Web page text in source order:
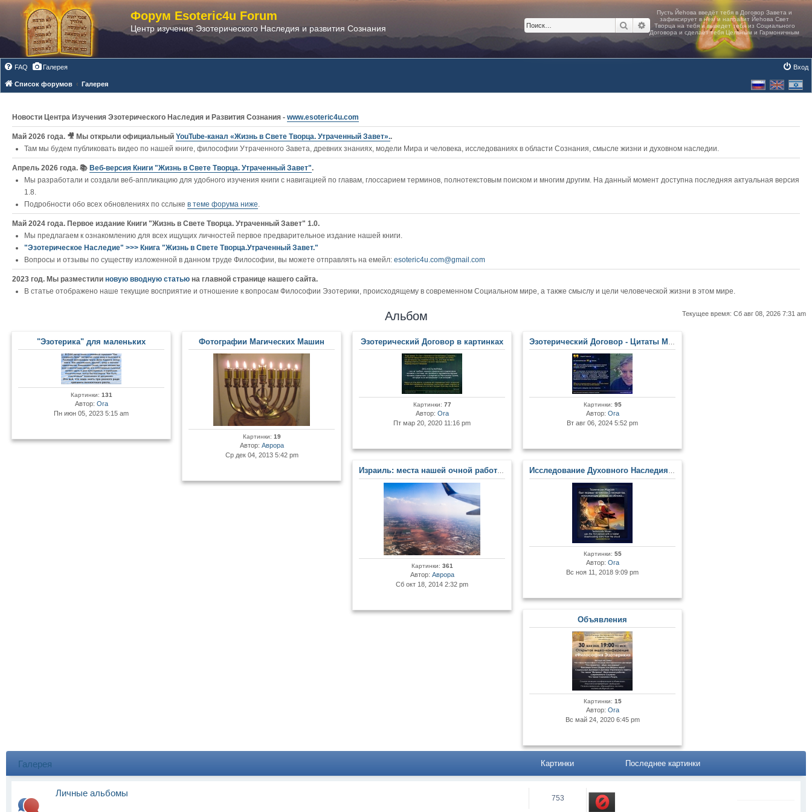
Форум Esoteric4u Forum
Центр изучения Эзотерического Наследия и развития Сознания Поиск Расширенный поиск
FAQ Галерея Вход
Список форумов Галерея
Новости Центра Изучения Эзотерического Наследия и Развития Сознания - www.esoteric4u.com
Май 2026 года. 🎥 Мы открыли официальный YouTube‑канал «Жизнь в Свете Творца. Утраченный Завет»..
Там мы будем публиковать видео по нашей книге, философии Утраченного Завета, древних знаниях, модели Мира и человека, исследованиях в области Сознания, смысле жизни и духовном наследии.
Апрель 2026 года. 📚 Веб-версия Книги "Жизнь в Свете Творца. Утраченный Завет".
Мы разработали и создали веб-аппликацию для удобного изучения книги c навигацией по главам, глоссарием терминов, полнотекстовым поиском и многим другим. На данный момент доступна последняя актуальная версия
1.8.
Подробности обо всех обновлениях по сслыке в теме форума ниже.
Май 2024 года. Первое издание Книги "Жизнь в Свете Творца. Утраченный Завет" 1.0.
Мы предлагаем к ознакомлению для всех ищущих личностей первое предварительное издание нашей книги.
"Эзотерическое Наследие" >>> Книга "Жизнь в Свете Творца.Утраченный Завет."
Вопросы и отзывы по существу изложенной в данном труде Философии, вы можете отправлять на емейл: esoteric4u.com@gmail.com
2023 год. Мы разместили новую вводную статью на главной странице нашего сайта.
В статье отображено наше текущие восприятие и отношение к вопросам Философии Эзотерики, происходящему в современном Социальном мире, а также смыслу и цели человеческой жизни в этом мире.
Текущее время: Сб авг 08, 2026 7:31 am
Альбом
"Эзотерика" для маленьких
Картинки: 131
Автор: Ora
Пн июн 05, 2023 5:15 am
Фотографии Магических Машин
Картинки: 19
Автор: Аврора
Ср дек 04, 2013 5:42 pm
Эзотерический Договор в картинках
Картинки: 77
Автор: Ora
Пт мар 20, 2020 11:16 pm
Эзотерический Договор - Цитаты Мастеров и Развитых Личностей
Картинки: 95
Автор: Ora
Вт авг 06, 2024 5:52 pm
Израиль: места нашей очной работы в Центре. Сакральные места Земли Обетованной
Картинки: 361
Автор: Аврора
Сб окт 18, 2014 2:32 pm
Исследование Духовного Наследия и Древних Артефактов
Картинки: 55
Автор: Ora
Вс ноя 11, 2018 9:09 pm
Объявления
Картинки: 15
Автор: Ora
Вс май 24, 2020 6:45 pm
Галерея Картинки Последнее картинки
Личные альбомы 753